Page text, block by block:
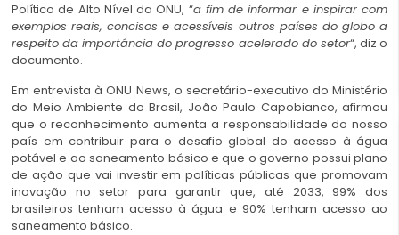
Político de Alto Nível da ONU, “a fim de informar e inspirar com
exemplos reais, concisos e acessíveis outros países do globo a
respeito da importância do progresso acelerado do setor“, diz o
documento.
Em entrevista à ONU News, o secretário-executivo do Ministério
do Meio Ambiente do Brasil, João Paulo Capobianco, afirmou
que o reconhecimento aumenta a responsabilidade do nosso
país em contribuir para o desafio global do acesso à água
potável e ao saneamento básico e que o governo possui plano
de ação que vai investir em políticas públicas que promovam
inovação no setor para garantir que, até 2033, 99% dos
brasileiros tenham acesso à água e 90% tenham acesso ao
saneamento básico.